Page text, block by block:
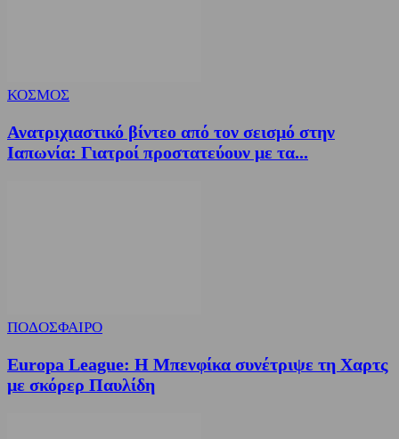
ΚΟΣΜΟΣ
Ανατριχιαστικό βίντεο από τον σεισμό στην
Ιαπωνία: Γιατροί προστατεύουν με τα...
ΠΟΔΟΣΦΑΙΡΟ
Europa League: Η Μπενφίκα συνέτριψε τη Χαρτς
με σκόρερ Παυλίδη